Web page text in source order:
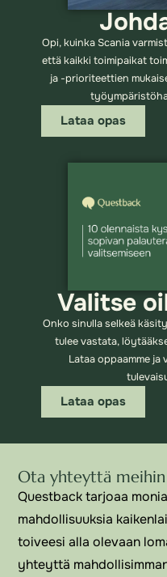
Opi, kuinka Scania
että kaikki toimipaikat
ja -prioriteettien
Lataa opas
Valitse
Onko sinulla selkeä
tulee vastata,
Lataa oppaamme
Lataa opas
Ota yhteyttä meihin
Questback tarjoaa
mahdollisuuksia
toiveesi alla olevaan
yhteyttä